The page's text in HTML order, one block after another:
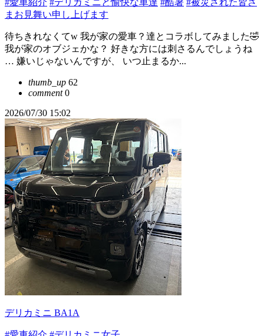
まお見舞い申し上げます
待ちきれなくてw 我が家の愛車？達とコラボしてみました🤣
我が家のオブジェかな？ 好きな方には刺さるんでしょうね
… 嫌いじゃないんですが、 いつ止まるか...
thumb_up 62
comment0
2026/07/30 15:02
デリカミニ BA1A